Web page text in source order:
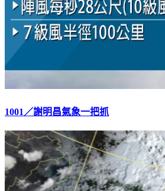
1001／謝明昌氣象一把抓